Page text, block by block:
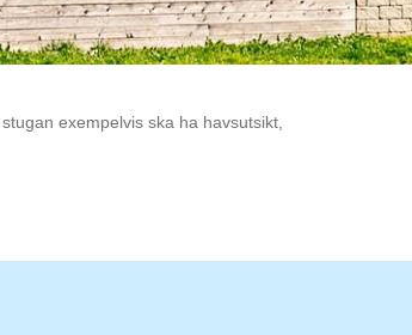
exempelvis ska ha havsutsikt,